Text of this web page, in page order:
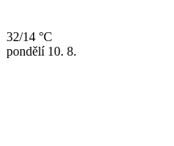
32/14 °C
pondělí 10. 8.